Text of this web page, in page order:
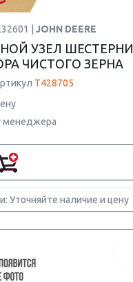
| JOHN DEERE
УЗЕЛ ШЕСТЕРНИ
ЧИСТОГО ЗЕРНА
T428705
менеджера
Уточняйте наличие и цену